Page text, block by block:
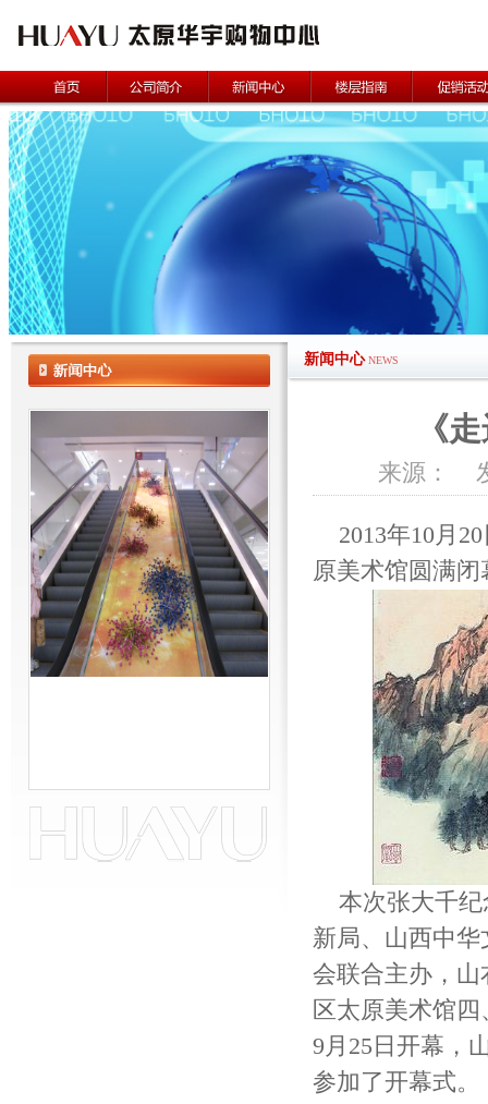
w
新闻中心 NEWS
《
来源：
2013年10月
原美术馆圆满闭
本次张大千
新局、山西中
会联合主办，
区太原美术馆
9月25日开幕，
参加了开幕式。